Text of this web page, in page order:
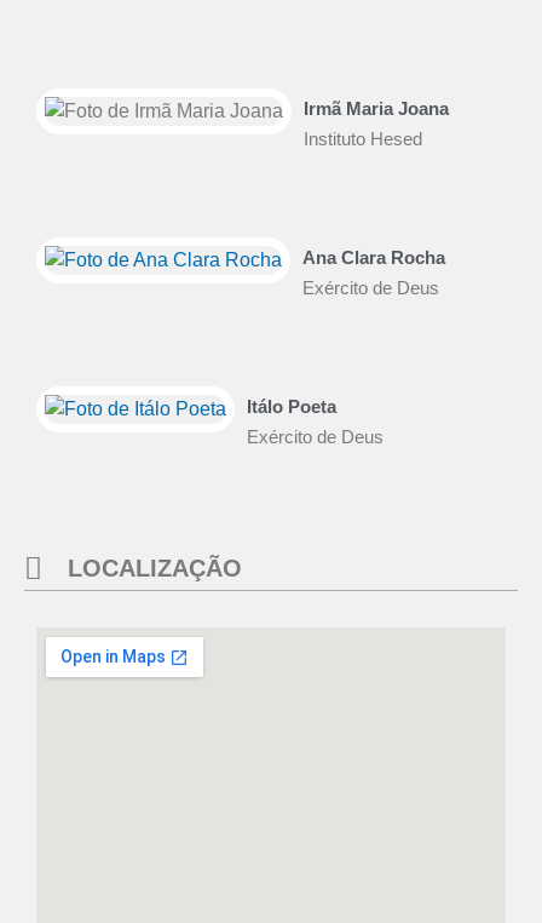
Irmã Maria Joana
Instituto Hesed
Ana Clara Rocha
Exército de Deus
Itálo Poeta
Exército de Deus
LOCALIZAÇÃO